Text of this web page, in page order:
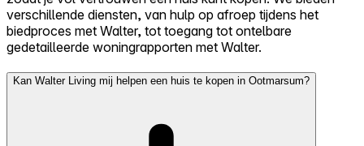
verschillende diensten, van hulp op afroep tijdens het
biedproces met Walter, tot toegang tot ontelbare
gedetailleerde woningrapporten met Walter.
Kan Walter Living mij helpen een huis te kopen in Ootmarsum?